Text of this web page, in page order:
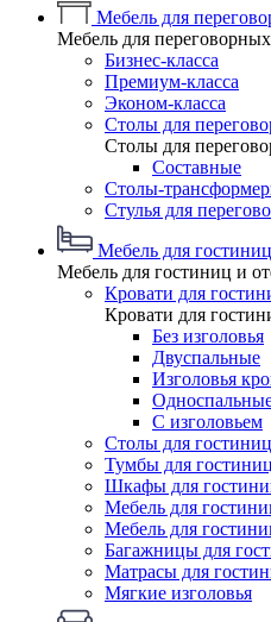
Мебель для
Мебель для
Бизнес-класса
Премиум-класса
Эконом-класса
Столы для
Столы для
Составные
Столы-
Стулья для
Мебель для
Мебель для гостиниц и
Кровати для
Кровати для
Без изголовья
Двуспальные
Изголовья
С изголовьем
Столы для
Тумбы для
Шкафы для
Мебель для
Мебель для
Багажницы для
Матрасы для
Мягкие изголовья